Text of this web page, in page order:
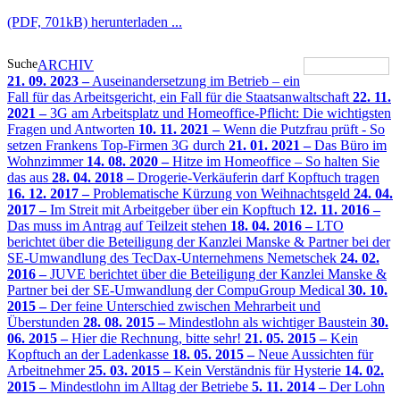
(PDF, 701kB) herunterladen ...
SucheARCHIV
21. 09. 2023 –Auseinandersetzung im Betrieb – ein
Fall für das Arbeitsgericht, ein Fall für die Staatsanwaltschaft 22. 11.
2021 –3G am Arbeitsplatz und Homeoffice-Pflicht: Die wichtigsten
Fragen und Antworten 10. 11. 2021 –Wenn die Putzfrau prüft - So
setzen Frankens Top-Firmen 3G durch 21. 01. 2021 –Das Büro im
Wohnzimmer 14. 08. 2020 –Hitze im Homeoffice – So halten Sie
das aus 28. 04. 2018 –Drogerie-Verkäuferin darf Kopftuch tragen
16. 12. 2017 –Problematische Kürzung von Weihnachtsgeld 24. 04.
2017 –Im Streit mit Arbeitgeber über ein Kopftuch 12. 11. 2016 –
Das muss im Antrag auf Teilzeit stehen 18. 04. 2016 –LTO
berichtet über die Beteiligung der Kanzlei Manske & Partner bei der
SE-Umwandlung des TecDax-Unternehmens Nemetschek 24. 02.
2016 –JUVE berichtet über die Beteiligung der Kanzlei Manske &
Partner bei der SE-Umwandlung der CompuGroup Medical 30. 10.
2015 –Der feine Unterschied zwischen Mehrarbeit und
Überstunden 28. 08. 2015 –Mindestlohn als wichtiger Baustein 30.
06. 2015 –Hier die Rechnung, bitte sehr! 21. 05. 2015 –Kein
Kopftuch an der Ladenkasse 18. 05. 2015 –Neue Aussichten für
Arbeitnehmer25. 03. 2015 –Kein Verständnis für Hysterie 14. 02.
2015 –Mindestlohn im Alltag der Betriebe 5. 11. 2014 –Der Lohn